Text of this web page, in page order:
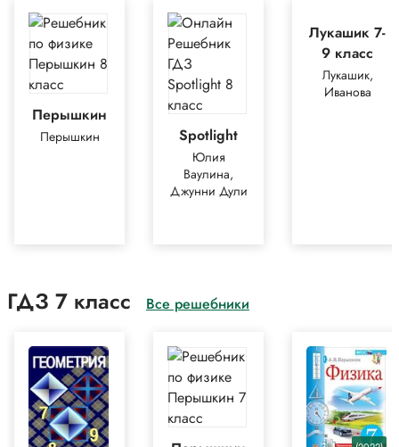
Перышкин
Перышкин Spotlight
Юлия
Ваулина,
Джунни Дули
Лукашик 7-
9 класс
Лукашик,
Иванова
ГДЗ 7 класс Все решебники